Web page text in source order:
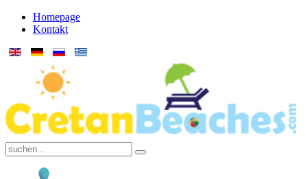
Homepage
Kontakt